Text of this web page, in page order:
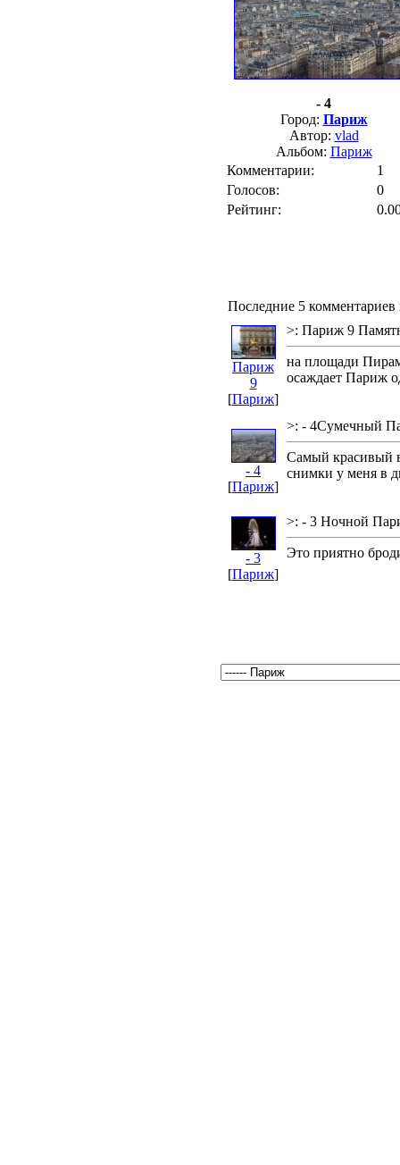
- 4
Город: Париж
Автор: vlad
Альбом: Париж
Комментарии:
1
Голосов:
0
Рейтинг:
Последние 5 комментариев
Париж
9
[Париж]
>: Париж 9
на площади
осаждает Париж
- 4
[Париж]
>: - 4Сумечный
Самый красивый
снимки у меня в
- 3
[Париж]
>: - 3 Ночной
Это приятно